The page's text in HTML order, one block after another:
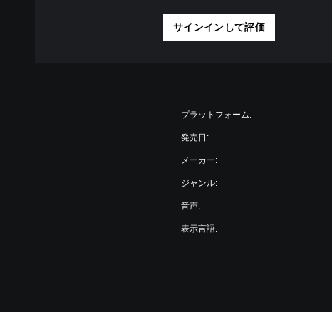
サインインして評価
プラットフォーム:
発売日:
メーカー:
ジャンル:
音声:
表示言語: